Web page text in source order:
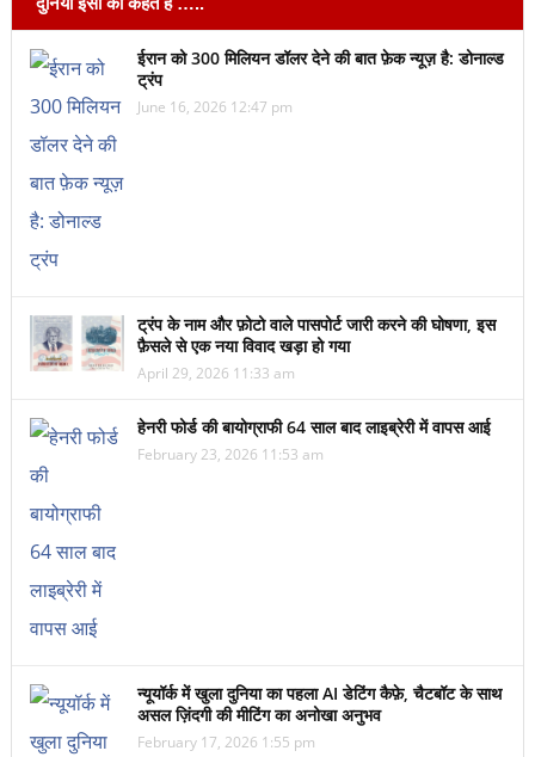
ईरान को 300 मिलियन डॉलर देने की बात फ़ेक न्यूज़ है: डोनाल्ड
ट्रंप
June 16, 2026 12:47 pm
ट्रंप के नाम और फ़ोटो वाले पासपोर्ट जारी करने की घोषणा, इस
फ़ैसले से एक नया विवाद खड़ा हो गया
April 29, 2026 11:33 am
हेनरी फोर्ड की बायोग्राफी 64 साल बाद लाइब्रेरी में वापस आई
February 23, 2026 11:53 am
न्यूयॉर्क में खुला दुनिया का पहला AI डेटिंग कैफ़े, चैटबॉट के साथ
असल ज़िंदगी की मीटिंग का अनोखा अनुभव
February 17, 2026 1:55 pm